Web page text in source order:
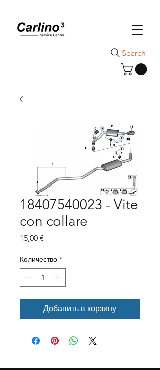
Search
18407540023 - Vite
con collare
15,00 €
Количество *
Добавить в корзину